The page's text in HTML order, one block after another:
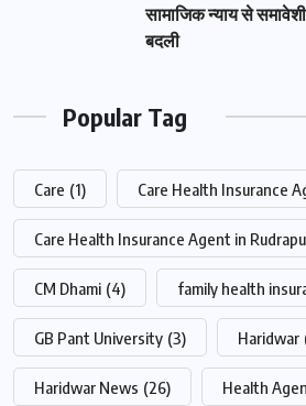
सामाजिक न्याय से
बदली
Popular Tag
Care (1) Care Health Insurance
Care Health Insurance Agent in
CM Dhami (4) family health
GB Pant University (3) Haridwar
Haridwar News (26) Health